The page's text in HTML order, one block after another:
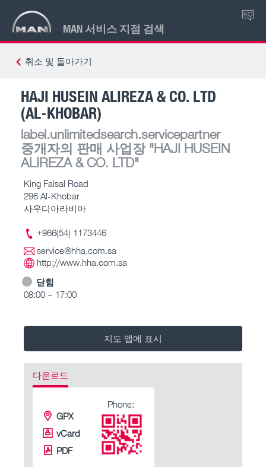
MAN 서비스 지점 검색
KO
취소 및 돌아가기
HAJI HUSEIN ALIREZA & CO. LTD
(AL-KHOBAR)
label.unlimitedsearch.servicepartner
중개자의 판매 사업장"HAJI HUSEIN
ALIREZA & CO. LTD"
King Faisal Road
296 Al-Khobar
사우디아라비아
+966(54) 1173446
service@hha.com.sa
http://www.hha.com.sa
닫힘
08:00 – 17:00
지도 앱에 표시
다운로드
GPX
vCard
PDF
Phone: